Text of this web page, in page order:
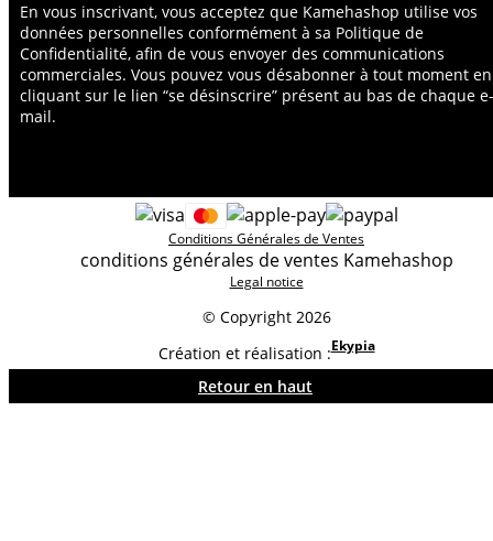
En vous inscrivant, vous acceptez que Kamehashop utilise vos
données personnelles conformément à sa Politique de
Confidentialité, afin de vous envoyer des communications
commerciales. Vous pouvez vous désabonner à tout moment en
cliquant sur le lien “se désinscrire” présent au bas de chaque e-
mail.
© Copyright 2026
Conditions Générales de Ventes
conditions générales de ventes Kamehashop
Legal notice
Création et réalisation :Ekypia
Retour en haut